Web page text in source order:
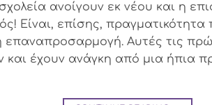
ανοίγουν εκ νέου και η
Είναι, επίσης,
επαναπροσαρμογή. Αυτές τις
και έχουν ανάγκη από μια ήπια